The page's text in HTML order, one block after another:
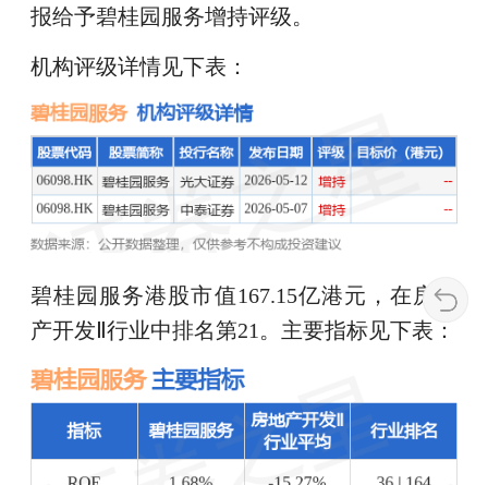
报给予碧桂园服务增持评级。
机构评级详情见下表：
碧桂园服务港股市值167.15亿港元，在房地
产开发Ⅱ行业中排名第21。主要指标见下表：